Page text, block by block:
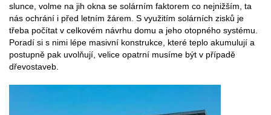
slunce, volme na jih okna se solárním faktorem co nejnižším, ta
nás ochrání i před letním žárem. S využitím solárních zisků je
třeba počítat v celkovém návrhu domu a jeho otopného systému.
Poradí si s nimi lépe masivní konstrukce, které teplo akumulují a
postupně pak uvolňují, velice opatrní musíme být v případě
dřevostaveb.